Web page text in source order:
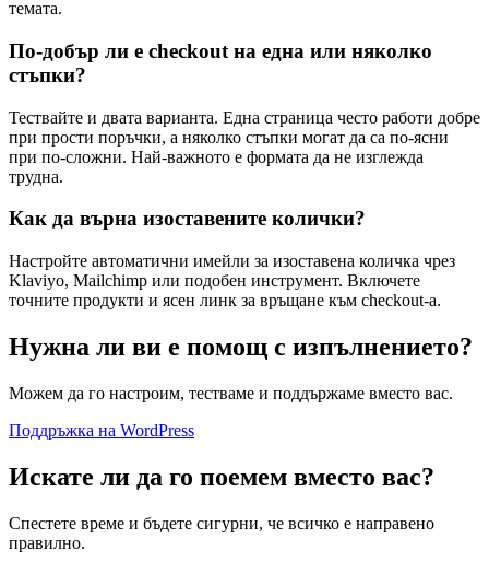
темата.
По-добър ли е checkout на една или няколко
стъпки?
Тествайте и двата варианта. Една страница често работи добре
при прости поръчки, а няколко стъпки могат да са по-ясни
при по-сложни. Най-важното е формата да не изглежда
трудна.
Как да върна изоставените колички?
Настройте автоматични имейли за изоставена количка чрез
Klaviyo, Mailchimp или подобен инструмент. Включете
точните продукти и ясен линк за връщане към checkout-а.
Нужна ли ви е помощ с изпълнението?
Можем да го настроим, тестваме и поддържаме вместо вас.
Поддръжка на WordPress
Искате ли да го поемем вместо вас?
Спестете време и бъдете сигурни, че всичко е направено
правилно.